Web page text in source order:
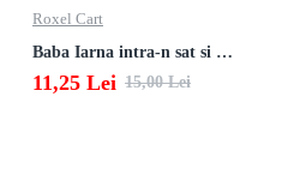
Roxel Cart
Baba Iarna intra-n sat si alte poezii
11,25 Lei 15,00 Lei